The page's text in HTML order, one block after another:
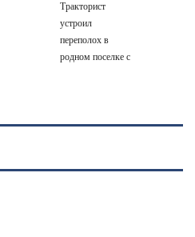
Тракторист
устроил
переполох в
родном поселке с